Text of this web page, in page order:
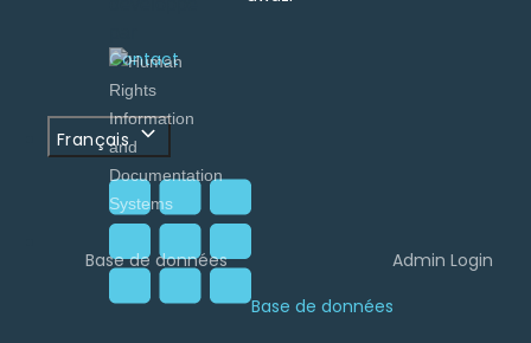
Contact
Français
Base de données
Base de données Admin Login